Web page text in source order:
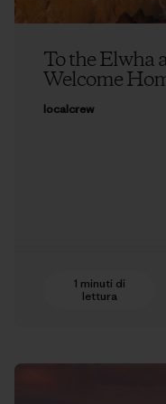
To the Elwha
Welcome
localcrew
1 minuti di
lettura